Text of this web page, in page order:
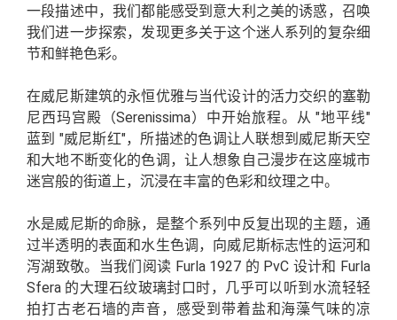
一段描述中，我们都能感受到意大利之美的诱惑，召唤
我们进一步探索，发现更多关于这个迷人系列的复杂细
节和鲜艳色彩。
在威尼斯建筑的永恒优雅与当代设计的活力交织的塞勒
尼西玛宫殿（Serenissima）中开始旅程。从 "地平线"
蓝到 "威尼斯红"，所描述的色调让人联想到威尼斯天空
和大地不断变化的色调，让人想象自己漫步在这座城市
迷宫般的街道上，沉浸在丰富的色彩和纹理之中。
水是威尼斯的命脉，是整个系列中反复出现的主题，通
过半透明的表面和水生色调，向威尼斯标志性的运河和
泻湖致敬。当我们阅读 Furla 1927 的 PvC 设计和 Furla
Sfera 的大理石纹玻璃封口时，几乎可以听到水流轻轻
拍打古老石墙的声音，感受到带着盐和海藻气味的凉